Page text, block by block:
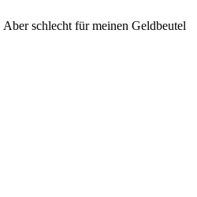
schlecht für meinen Geldbeutel